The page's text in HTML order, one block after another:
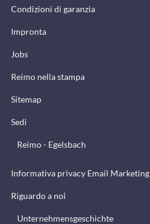
Condizioni di garanzia
Impronta
Jobs
Reimo nella stampa
Sitemap
Sedi
Reimo - Egelsbach
Informativa privacy Email Marketing
Riguardo a noi
Unternehmensgeschichte